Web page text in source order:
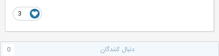
دنبال کنندگان